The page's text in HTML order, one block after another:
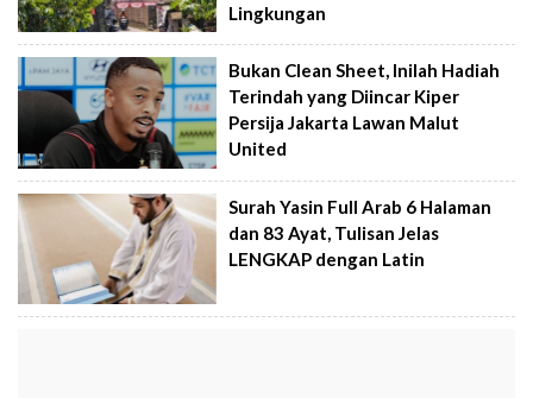
Lingkungan
Bukan Clean Sheet, Inilah Hadiah
Terindah yang Diincar Kiper
Persija Jakarta Lawan Malut
United
Surah Yasin Full Arab 6 Halaman
dan 83 Ayat, Tulisan Jelas
LENGKAP dengan Latin